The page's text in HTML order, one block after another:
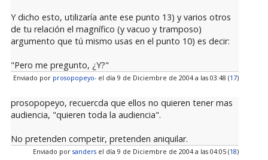
Y dicho esto, utilizaría ante ese punto 13) y varios otros
de tu relación el magnífico (y vacuo y tramposo)
argumento que tú mismo usas en el punto 10) es decir:
"Pero me pregunto, ¿Y?"
Enviado por prosopopeyo-el día 9 de Diciembre de 2004 a las 03:48 (17)
prosopopeyo, recuercda que ellos no quieren tener mas
audiencia, "quieren toda la audiencia".
No pretenden competir, pretenden aniquilar.
Enviado por sandersel día 9 de Diciembre de 2004 a las 04:05 (18)